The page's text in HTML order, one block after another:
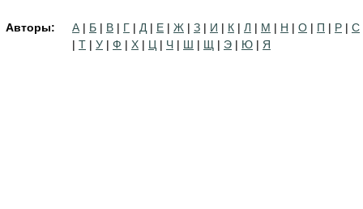
Авторы: А | Б | В | Г | Д | Е | Ж | З | И | К | Л | М | Н | О | П | Р | С
| Т | У | Ф | Х | Ц | Ч | Ш | Щ | Э | Ю | Я